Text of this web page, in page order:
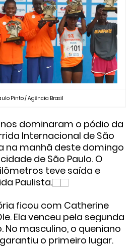
Pinto / Agência Brasil
dominaram o pódio da
Internacional de São
na manhã deste domingo
de São Paulo. O
teve saída e
Paulista.
ficou com Catherine
Ela venceu pela segunda
No masculino, o queniano
o primeiro lugar.